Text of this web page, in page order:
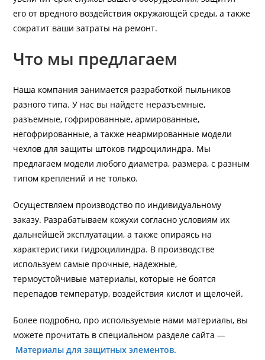
его от вредного воздействия окружающей среды, а также
сократит ваши затраты на ремонт.
Что мы предлагаем
Наша компания занимается разработкой пыльников
разного типа. У нас вы найдете неразъемные,
разъемные, гофрированные, армированные,
негофрированные, а также неармированные модели
чехлов для защиты штоков гидроцилиндра. Мы
предлагаем модели любого диаметра, размера, с разным
типом креплений и не только.
Осуществляем производство по индивидуальному
заказу. Разрабатываем кожухи согласно условиям их
дальнейшей эксплуатации, а также опираясь на
характеристики гидроцилиндра. В производстве
используем самые прочные, надежные,
термоустойчивые материалы, которые не боятся
перепадов температур, воздействия кислот и щелочей.
Более подробно, про используемые нами материалы, вы
можете прочитать в специальном разделе сайта —
Материалы для защитных элементов.